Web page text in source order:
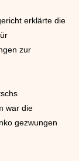
erklärte die
zur
war die
gezwungen